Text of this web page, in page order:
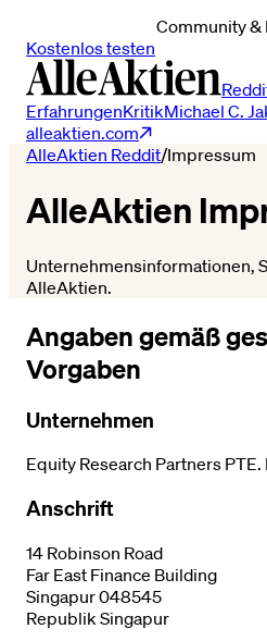
Community &
Kostenlos testen
ErfahrungenKritikMichael C.
alleaktien.com
AlleAktien Reddit/Impressum
AlleAktien
Unternehmensinformationen,
AlleAktien.
Angaben gemäß
Vorgaben
Unternehmen
Equity Research Partners PTE.
Anschrift
14 Robinson Road
Far East Finance Building
Singapur 048545
Republik Singapur